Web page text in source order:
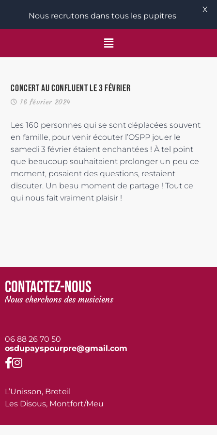
Concert au Confluent le 3 février
16 février 2024
Les 160 personnes qui se sont déplacées souvent
en famille, pour venir écouter l’OSPP jouer le
samedi 3 février étaient enchantées ! À tel point
que beaucoup souhaitaient prolonger un peu ce
moment, posaient des questions, restaient
discuter. Un beau moment de partage ! Tout ce
qui nous fait vraiment plaisir !
Contactez-nous
Nous cherchons des musiciens
06 88 26 70 50
osdupayspourpre@gmail.com
L’Unisson, Breteil
Les Disous, Montfort/Meu
Nous recrutons dans tous les pupitres
X